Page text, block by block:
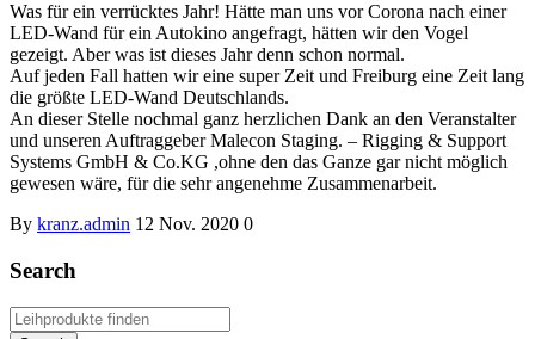
Was für ein verrücktes Jahr! Hätte man uns vor Corona nach einer
LED-Wand für ein Autokino angefragt, hätten wir den Vogel
gezeigt. Aber was ist dieses Jahr denn schon normal.
Auf jeden Fall hatten wir eine super Zeit und Freiburg eine Zeit lang
die größte LED-Wand Deutschlands.
An dieser Stelle nochmal ganz herzlichen Dank an den Veranstalter
und unseren Auftraggeber Malecon Staging. – Rigging & Support
Systems GmbH & Co.KG ,ohne den das Ganze gar nicht möglich
gewesen wäre, für die sehr angenehme Zusammenarbeit.
By kranz.admin 12 Nov. 2020 0
Search